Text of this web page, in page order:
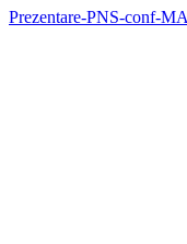
Prezentare-PNS-conf-